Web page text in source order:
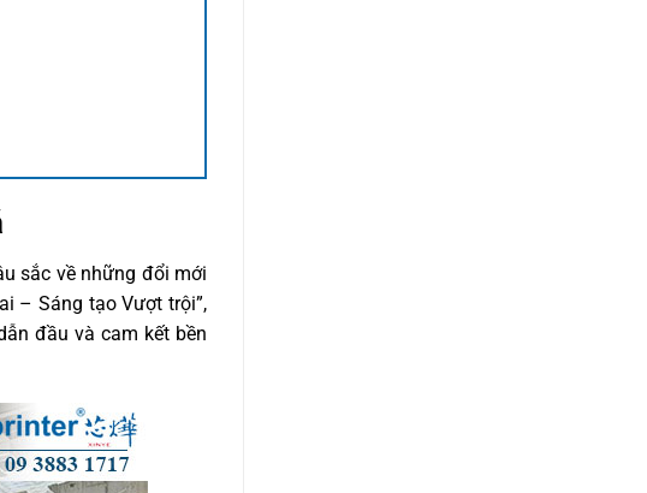
sắc về những đổi mới
– Sáng tạo Vượt trội”,
đầu và cam kết bền